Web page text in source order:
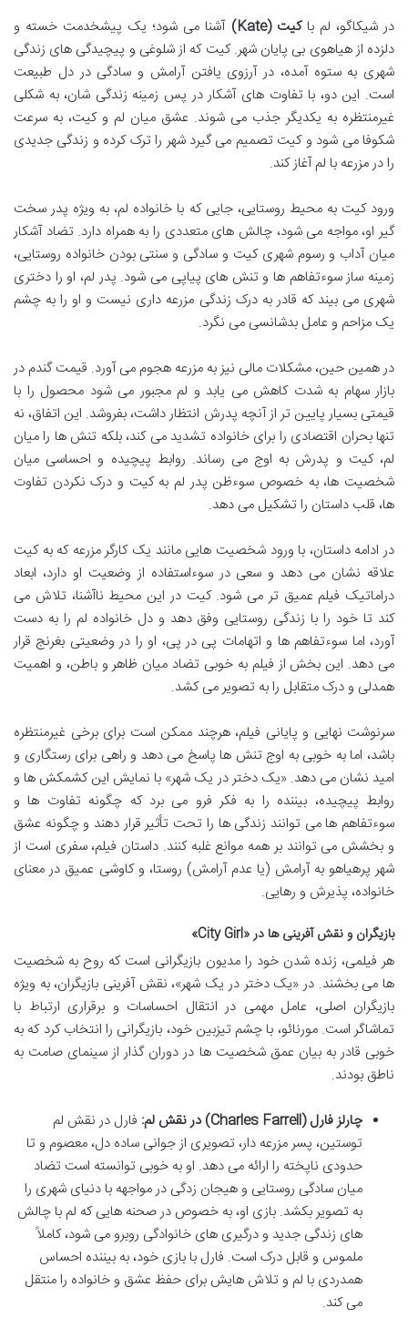
در شیکاگو، لم باکیت (Kate)
آشنا می شود؛ یک پیشخدمت خسته و
دلزده از هیاهوی بی پایان شهر. کیت که از شلوغی و پیچیدگی های زندگی
شهری به ستوه آمده، در آرزوی یافتن آرامش و سادگی در دل طبیعت
است. این دو، با تفاوت های آشکار در پس زمینه زندگی شان، به شکلی
غیرمنتظره به یکدیگر جذب می شوند. عشق میان لم و کیت، به سرعت
شکوفا می شود و کیت تصمیم می گیرد شهر را ترک کرده و زندگی جدیدی
را در مزرعه با لم آغاز کند.
ورود کیت به محیط روستایی، جایی که با خانواده لم، به ویژه پدر سخت
گیر او، مواجه می شود، چالش های متعددی را به همراه دارد. تضاد آشکار
میان آداب و رسوم شهری کیت و سادگی و سنتی بودن خانواده روستایی،
زمینه ساز سوءتفاهم ها و تنش های پیاپی می شود. پدر لم، او را دختری
شهری می بیند که قادر به درک زندگی مزرعه داری نیست و او را به چشم
یک مزاحم و عامل بدشانسی می نگرد.
در همین حین، مشکلات مالی نیز به مزرعه هجوم می آورد. قیمت گندم در
بازار سهام به شدت کاهش می یابد و لم مجبور می شود محصول را با
قیمتی بسیار پایین تر از آنچه پدرش انتظار داشت، بفروشد. این اتفاق، نه
تنها بحران اقتصادی را برای خانواده تشدید می کند، بلکه تنش ها را میان
لم، کیت و پدرش به اوج می رساند. روابط پیچیده و احساسی میان
شخصیت ها، به خصوص سوءظن پدر لم به کیت و درک نکردن تفاوت
ها، قلب داستان را تشکیل می دهد.
در ادامه داستان، با ورود شخصیت هایی مانند یک کارگر مزرعه که به کیت
علاقه نشان می دهد و سعی در سوءاستفاده از وضعیت او دارد، ابعاد
دراماتیک فیلم عمیق تر می شود. کیت در این محیط ناآشنا، تلاش می
کند تا خود را با زندگی روستایی وفق دهد و دل خانواده لم را به دست
آورد، اما سوءتفاهم ها و اتهامات پی در پی، او را در وضعیتی بغرنج قرار
می دهد. این بخش از فیلم به خوبی تضاد میان ظاهر و باطن، و اهمیت
همدلی و درک متقابل را به تصویر می کشد.
سرنوشت نهایی و پایانی فیلم، هرچند ممکن است برای برخی غیرمنتظره
باشد، اما به خوبی به اوج تنش ها پاسخ می دهد و راهی برای رستگاری و
امید نشان می دهد. «یک دختر در یک شهر» با نمایش این کشمکش ها و
روابط پیچیده، بیننده را به فکر فرو می برد که چگونه تفاوت ها و
سوءتفاهم ها می توانند زندگی ها را تحت تأثیر قرار دهند و چگونه عشق
و بخشش می توانند بر همه موانع غلبه کنند. داستان فیلم، سفری است از
شهر پرهیاهو به آرامش (یا عدم آرامش) روستا، و کاوشی عمیق در معنای
خانواده، پذیرش و رهایی.
بازیگران و نقش آفرینی ها در «City Girl»
هر فیلمی، زنده شدن خود را مدیون بازیگرانی است که روح به شخصیت
ها می بخشند. در «یک دختر در یک شهر»، نقش آفرینی بازیگران، به ویژه
بازیگران اصلی، عامل مهمی در انتقال احساسات و برقراری ارتباط با
تماشاگر است. مورنائو، با چشم تیزبین خود، بازیگرانی را انتخاب کرد که به
خوبی قادر به بیان عمق شخصیت ها در دوران گذار از سینمای صامت به
ناطق بودند.
چارلز فارل (Charles Farrell) در نقش لم:
فارل در نقش لم
توستین، پسر مزرعه دار، تصویری از جوانی ساده دل، معصوم و تا
حدودی ناپخته را ارائه می دهد. او به خوبی توانسته است تضاد
میان سادگی روستایی و هیجان زدگی در مواجهه با دنیای شهری را
به تصویر بکشد. بازی او، به خصوص در صحنه هایی که لم با چالش
های زندگی جدید و درگیری های خانوادگی روبرو می شود، کاملاً
ملموس و قابل درک است. فارل با بازی خود، به بیننده احساس
همدردی با لم و تلاش هایش برای حفظ عشق و خانواده را منتقل
می کند.